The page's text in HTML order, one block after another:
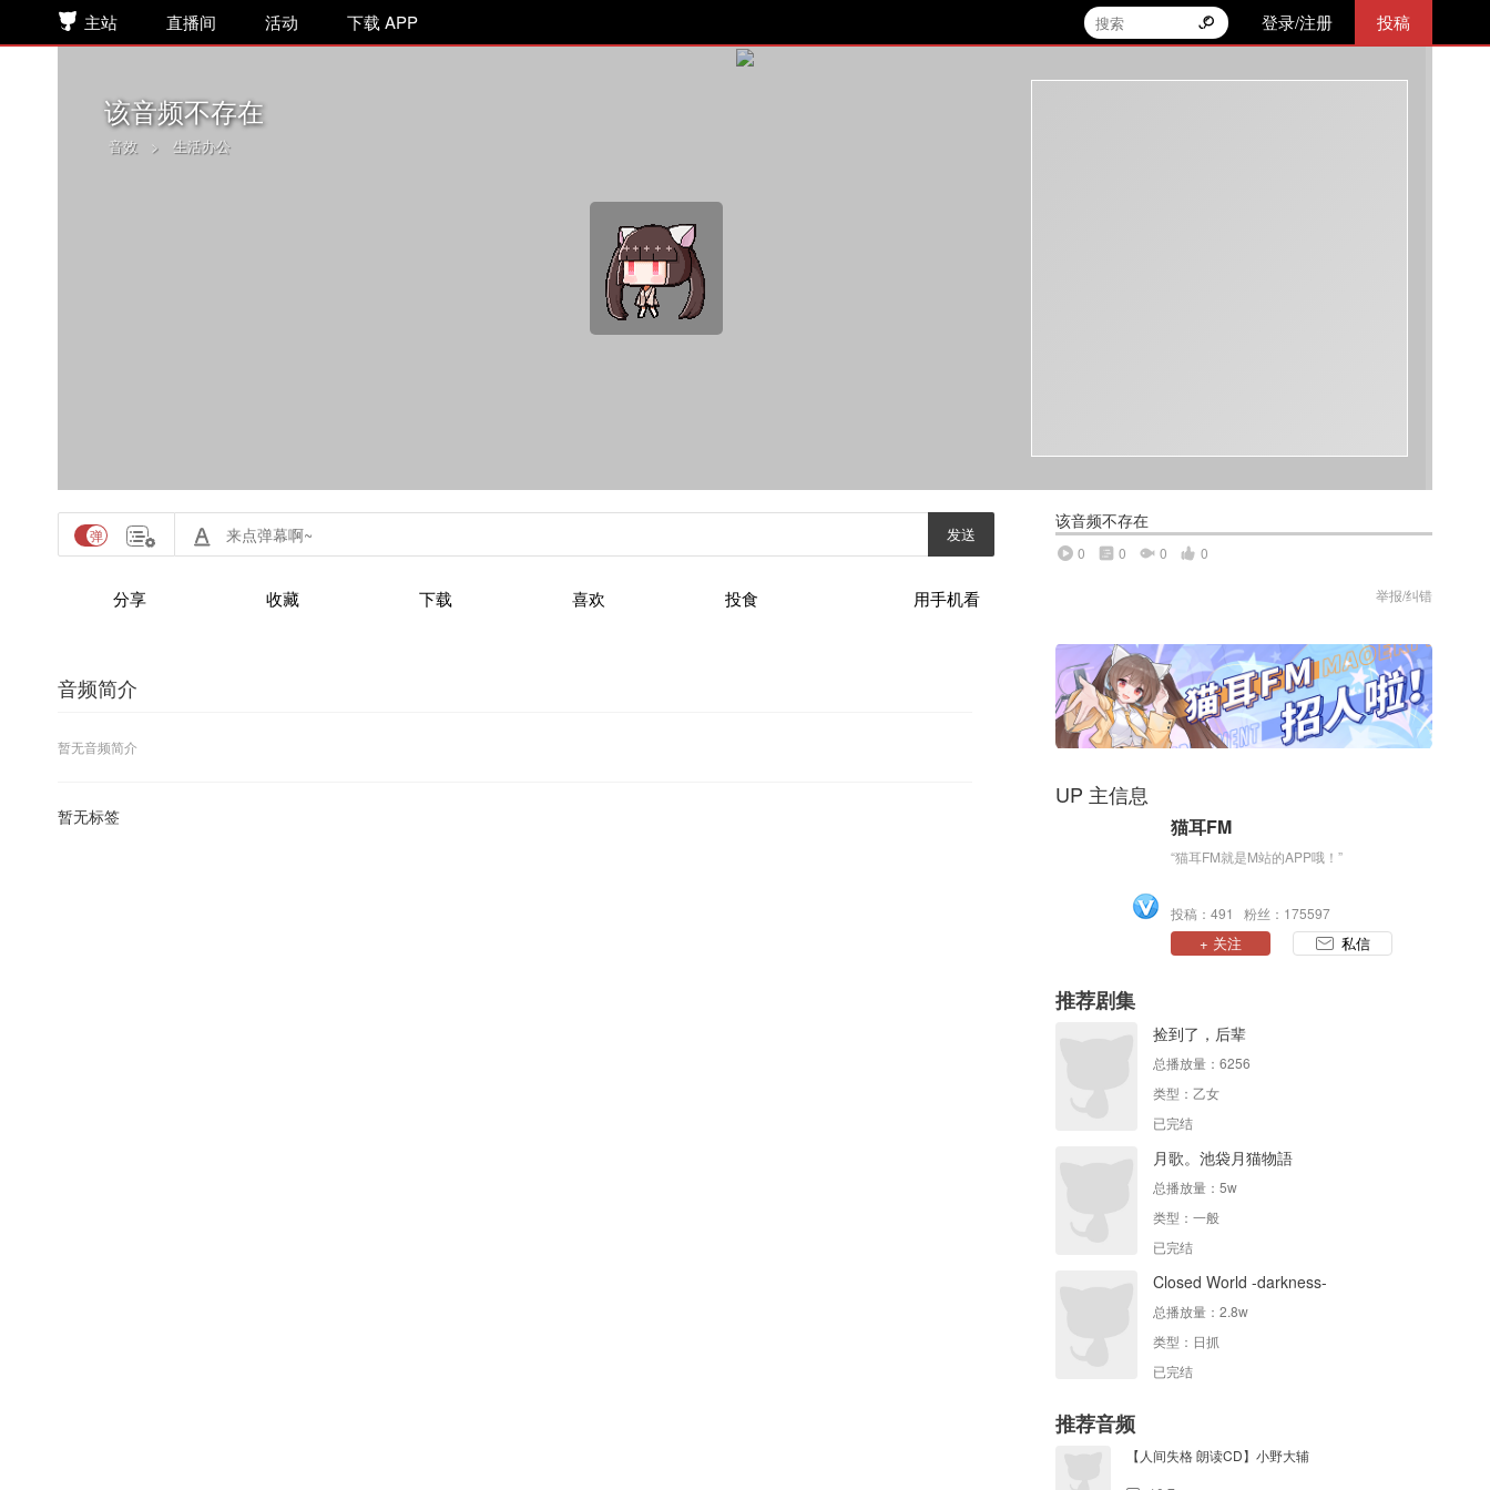
主站 直播间 活动 下载 APP 登录/注册 投稿
该音频不存在
音效 > 生活办公
发送
分享 收藏 下载 喜欢 投食 用手机看
该音频不存在
0 0 0 0
举报/纠错
音频简介
暂无音频简介
暂无标签
UP 主信息
猫耳FM
“猫耳FM就是M站的APP哦！”
投稿：491 粉丝：175597
+ 关注 私信
推荐剧集
捡到了，后辈
总播放量： 6256
类型： 乙女
已完结
月歌。池袋月猫物語
总播放量： 5w
类型： 一般
已完结
Closed World -darkness-
总播放量： 2.8w
类型： 日抓
已完结
推荐音频
【人间失格 朗读CD】小野大辅